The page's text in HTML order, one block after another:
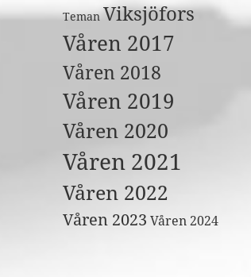
Teman Viksjöfors
Våren 2017
Våren 2018
Våren 2019
Våren 2020
Våren 2021
Våren 2022
Våren 2023 Våren 2024